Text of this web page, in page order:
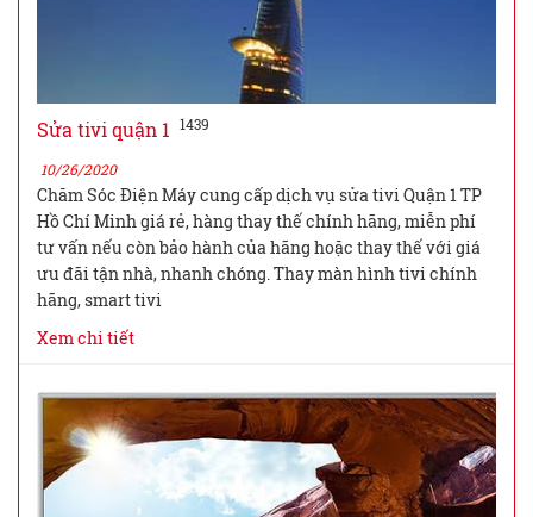
Sửa tivi quận 1 1439
10/26/2020
Chăm Sóc Điện Máy cung cấp dịch vụ sửa tivi Quận 1 TP
Hồ Chí Minh giá rẻ, hàng thay thế chính hãng, miễn phí
tư vấn nếu còn bảo hành của hãng hoặc thay thế với giá
ưu đãi tận nhà, nhanh chóng. Thay màn hình tivi chính
hãng, smart tivi
Xem chi tiết